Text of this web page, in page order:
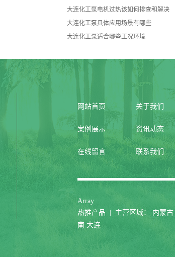
大连化工泵电机过热该如何排查和解决
大连化工泵具体应用场景有哪些
大连化工泵适合哪些工况环境
网站首页 关于我们
案例展示 资讯动态
在线留言 联系我们
Array
热推产品 | 主营区域： 内蒙古
南 大连